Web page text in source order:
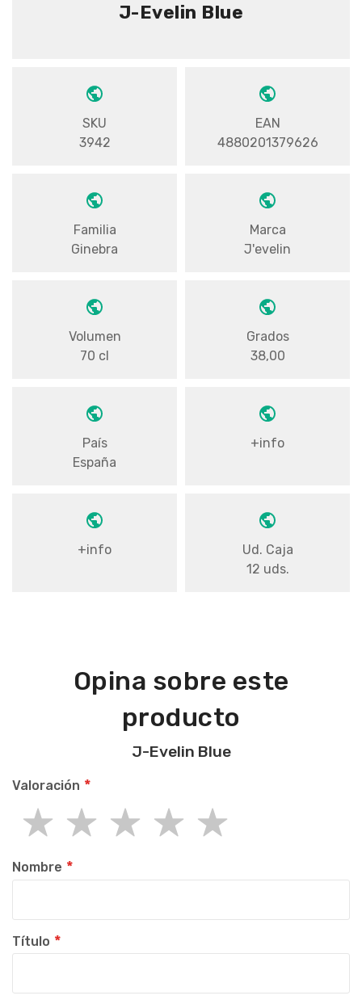
J-Evelin Blue
SKU
3942
EAN
4880201379626
Familia
Ginebra
Marca
J'evelin
Volumen
70 cl
Grados
38,00
País
España
+info
+info
Ud. Caja
12 uds.
Opina sobre este
producto
J-Evelin Blue
Valoración
star
stars
stars
stars
stars
Nombre
Título